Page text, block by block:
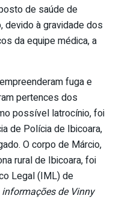
de saúde de
devido à gravidade dos
da equipe médica, a
fuga e
pertences dos
possível latrocínio, foi
de Polícia de Ibicoara,
O corpo de Márcio,
rural de Ibicoara, foi
Legal (IML) de
de Vinny